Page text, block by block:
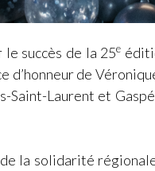
le succès de la 25e
d’honneur de
Laurent et
la solidarité